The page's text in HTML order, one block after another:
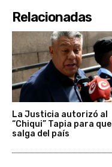
Relacionadas
La Justicia autorizó al
“Chiqui” Tapia para que
salga del país